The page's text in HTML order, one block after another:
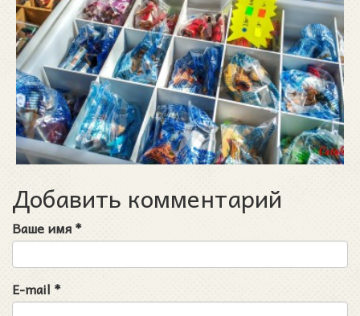
Добавить комментарий
Ваше имя*
E-mail *